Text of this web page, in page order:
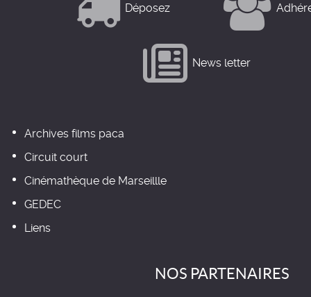
Déposez
News letter
Archives films paca
Circuit court
Cinémathèque de Marseillle
GEDEC
Liens
NOS PARTENAIRES